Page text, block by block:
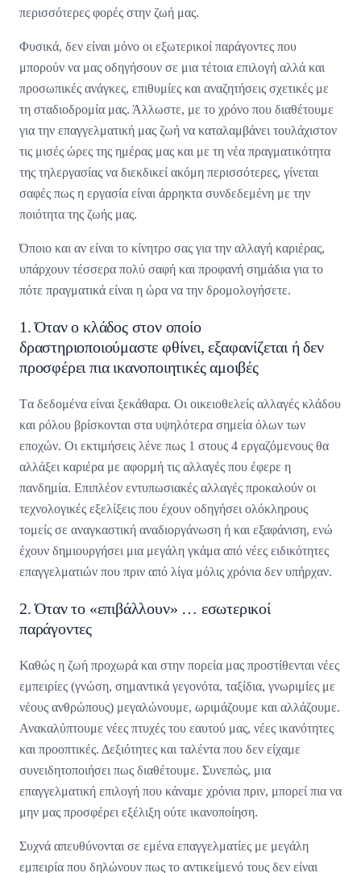
περισσότερες φορές στην ζωή μας.
Φυσικά, δεν είναι μόνο οι εξωτερικοί παράγοντες που
μπορούν να μας οδηγήσουν σε μια τέτοια επιλογή αλλά και
προσωπικές ανάγκες, επιθυμίες και αναζητήσεις σχετικές με
τη σταδιοδρομία μας. Άλλωστε, με το χρόνο που διαθέτουμε
για την επαγγελματική μας ζωή να καταλαμβάνει τουλάχιστον
τις μισές ώρες της ημέρας μας και με τη νέα πραγματικότητα
της τηλεργασίας να διεκδικεί ακόμη περισσότερες, γίνεται
σαφές πως η εργασία είναι άρρηκτα συνδεδεμένη με την
ποιότητα της ζωής μας.
Όποιο και αν είναι το κίνητρο σας για την αλλαγή καριέρας,
υπάρχουν τέσσερα πολύ σαφή και προφανή σημάδια για το
πότε πραγματικά είναι η ώρα να την δρομολογήσετε.
1. Όταν ο κλάδος στον οποίο
δραστηριοποιούμαστε φθίνει, εξαφανίζεται ή δεν
προσφέρει πια ικανοποιητικές αμοιβές
Tα δεδομένα είναι ξεκάθαρα. Οι οικειοθελείς αλλαγές κλάδου
και ρόλου βρίσκονται στα υψηλότερα σημεία όλων των
εποχών. Οι εκτιμήσεις λένε πως 1 στους 4 εργαζόμενους θα
αλλάξει καριέρα με αφορμή τις αλλαγές που έφερε η
πανδημία. Επιπλέον εντυπωσιακές αλλαγές προκαλούν οι
τεχνολογικές εξελίξεις που έχουν οδηγήσει ολόκληρους
τομείς σε αναγκαστική αναδιοργάνωση ή και εξαφάνιση, ενώ
έχουν δημιουργήσει μια μεγάλη γκάμα από νέες ειδικότητες
επαγγελματιών που πριν από λίγα μόλις χρόνια δεν υπήρχαν.
2. Όταν το «επιβάλλουν» … εσωτερικοί
παράγοντες
Καθώς η ζωή προχωρά και στην πορεία μας προστίθενται νέες
εμπειρίες (γνώση, σημαντικά γεγονότα, ταξίδια, γνωριμίες με
νέους ανθρώπους) μεγαλώνουμε, ωριμάζουμε και αλλάζουμε.
Ανακαλύπτουμε νέες πτυχές του εαυτού μας, νέες ικανότητες
και προοπτικές. Δεξιότητες και ταλέντα που δεν είχαμε
συνειδητοποιήσει πως διαθέτουμε. Συνεπώς, μια
επαγγελματική επιλογή που κάναμε χρόνια πριν, μπορεί πια να
μην μας προσφέρει εξέλιξη ούτε ικανοποίηση.
Συχνά απευθύνονται σε εμένα επαγγελματίες με μεγάλη
εμπειρία που δηλώνουν πως το αντικείμενό τους δεν είναι